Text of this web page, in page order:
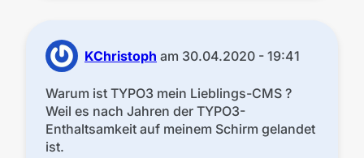
KChristoph am 30.04.2020 - 19:41
Warum ist TYPO3 mein Lieblings-CMS ?
Weil es nach Jahren der TYPO3-
Enthaltsamkeit auf meinem Schirm gelandet
ist.